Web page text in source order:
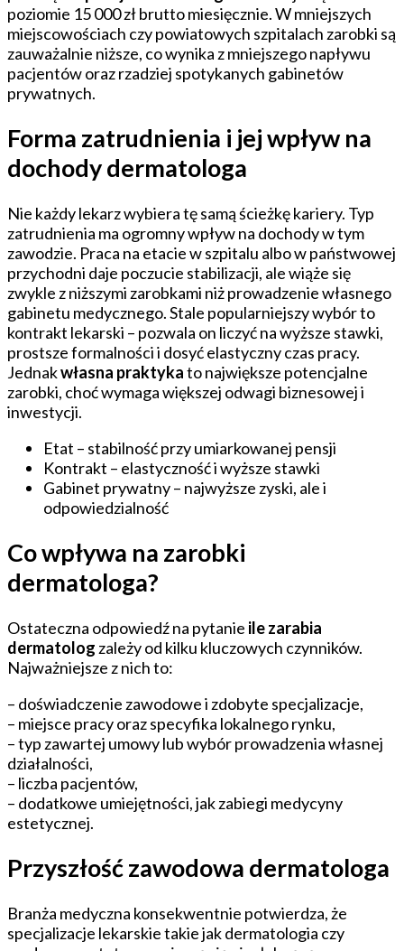
poziomie 15 000 zł brutto miesięcznie. W mniejszych
miejscowościach czy powiatowych szpitalach zarobki są
zauważalnie niższe, co wynika z mniejszego napływu
pacjentów oraz rzadziej spotykanych gabinetów
prywatnych.
Forma zatrudnienia i jej wpływ na
dochody dermatologa
Nie każdy lekarz wybiera tę samą ścieżkę kariery. Typ
zatrudnienia ma ogromny wpływ na dochody w tym
zawodzie. Praca na etacie w szpitalu albo w państwowej
przychodni daje poczucie stabilizacji, ale wiąże się
zwykle z niższymi zarobkami niż prowadzenie własnego
gabinetu medycznego. Stale popularniejszy wybór to
kontrakt lekarski – pozwala on liczyć na wyższe stawki,
prostsze formalności i dosyć elastyczny czas pracy.
Jednakwłasna praktykato największe potencjalne
zarobki, choć wymaga większej odwagi biznesowej i
inwestycji.
Etat – stabilność przy umiarkowanej pensji
Kontrakt – elastyczność i wyższe stawki
Gabinet prywatny – najwyższe zyski, ale i
odpowiedzialność
Co wpływa na zarobki
dermatologa?
Ostateczna odpowiedź na pytanie ile zarabia
dermatolog zależy od kilku kluczowych czynników.
Najważniejsze z nich to:
– doświadczenie zawodowe i zdobyte specjalizacje,
– miejsce pracy oraz specyfika lokalnego rynku,
– typ zawartej umowy lub wybór prowadzenia własnej
działalności,
– liczba pacjentów,
– dodatkowe umiejętności, jak zabiegi medycyny
estetycznej.
Przyszłość zawodowa dermatologa
Branża medyczna konsekwentnie potwierdza, że
specjalizacje lekarskie takie jak dermatologia czy